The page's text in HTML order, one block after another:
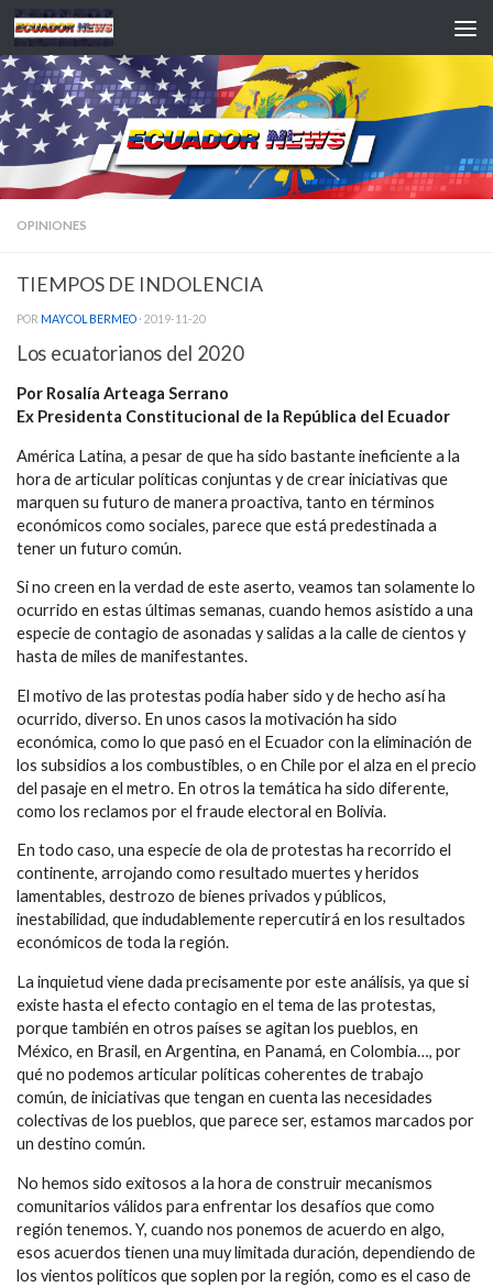
Saltar al contenido
OPINIONES
TIEMPOS DE INDOLENCIA
POR MAYCOL BERMEO · 2019-11-20
Los ecuatorianos del 2020
Por Rosalía Arteaga Serrano
Ex Presidenta Constitucional de la República del Ecuador
América Latina, a pesar de que ha sido bastante ineficiente a la
hora de articular políticas conjuntas y de crear iniciativas que
marquen su futuro de manera proactiva, tanto en términos
económicos como sociales, parece que está predestinada a
tener un futuro común.
Si no creen en la verdad de este aserto, veamos tan solamente lo
ocurrido en estas últimas semanas, cuando hemos asistido a una
especie de contagio de asonadas y salidas a la calle de cientos y
hasta de miles de manifestantes.
El motivo de las protestas podía haber sido y de hecho así ha
ocurrido, diverso. En unos casos la motivación ha sido
económica, como lo que pasó en el Ecuador con la eliminación de
los subsidios a los combustibles, o en Chile por el alza en el precio
del pasaje en el metro. En otros la temática ha sido diferente,
como los reclamos por el fraude electoral en Bolivia.
En todo caso, una especie de ola de protestas ha recorrido el
continente, arrojando como resultado muertes y heridos
lamentables, destrozo de bienes privados y públicos,
inestabilidad, que indudablemente repercutirá en los resultados
económicos de toda la región.
La inquietud viene dada precisamente por este análisis, ya que si
existe hasta el efecto contagio en el tema de las protestas,
porque también en otros países se agitan los pueblos, en
México, en Brasil, en Argentina, en Panamá, en Colombia…, por
qué no podemos articular políticas coherentes de trabajo
común, de iniciativas que tengan en cuenta las necesidades
colectivas de los pueblos, que parece ser, estamos marcados por
un destino común.
No hemos sido exitosos a la hora de construir mecanismos
comunitarios válidos para enfrentar los desafíos que como
región tenemos. Y, cuando nos ponemos de acuerdo en algo,
esos acuerdos tienen una muy limitada duración, dependiendo de
los vientos políticos que soplen por la región, como es el caso de